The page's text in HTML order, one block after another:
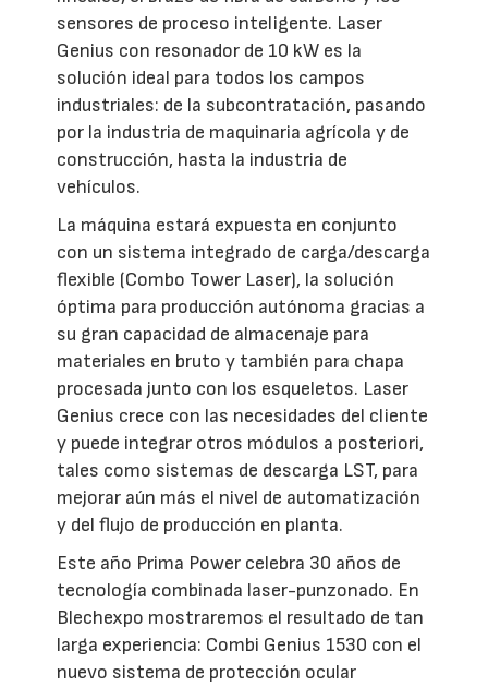
sensores de proceso inteligente. Laser
Genius con resonador de 10 kW es la
solución ideal para todos los campos
industriales: de la subcontratación, pasando
por la industria de maquinaria agrícola y de
construcción, hasta la industria de
vehículos.
La máquina estará expuesta en conjunto
con un sistema integrado de carga/descarga
flexible (Combo Tower Laser), la solución
óptima para producción autónoma gracias a
su gran capacidad de almacenaje para
materiales en bruto y también para chapa
procesada junto con los esqueletos. Laser
Genius crece con las necesidades del cliente
y puede integrar otros módulos a posteriori,
tales como sistemas de descarga LST, para
mejorar aún más el nivel de automatización
y del flujo de producción en planta.
Este año Prima Power celebra 30 años de
tecnología combinada laser-punzonado. En
Blechexpo mostraremos el resultado de tan
larga experiencia: Combi Genius 1530 con el
nuevo sistema de protección ocular